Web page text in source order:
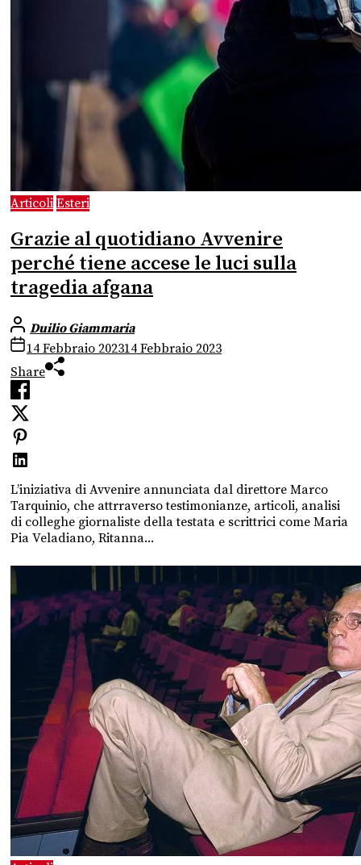
Articoli Esteri
Grazie al quotidiano Avvenire
perché tiene accese le luci sulla
tragedia afgana
Duilio Giammaria
14 Febbraio 202314 Febbraio 2023
Share
L’iniziativa di Avvenire annunciata dal direttore Marco
Tarquinio, che attrraverso testimonianze, articoli, analisi
di colleghe giornaliste della testata e scrittrici come Maria
Pia Veladiano, Ritanna...